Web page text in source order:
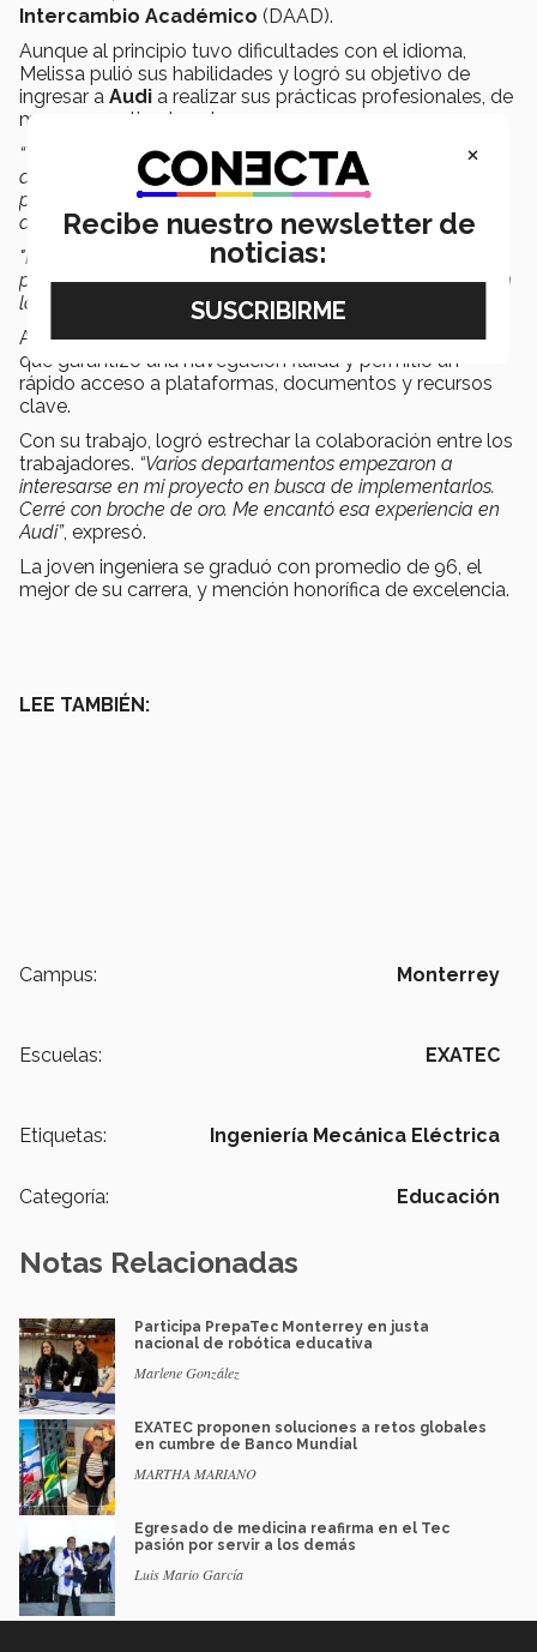
Intercambio Académico (DAAD).
Aunque al principio tuvo dificultades con el idioma,
Melissa pulió sus habilidades y logró su objetivo de
ingresar a Audi a realizar sus prácticas profesionales, de
marzo a septiembre de 2022.
“Terminé mi primer semestre (en THI). Vino el momento de
aplicar a prácticas y tener entrevistas en alemán. Al
principio me daba pena, pero era quitarte el miedo y
adaptarte.
"Me hice un guion de las preguntas posibles que me
podían hacer. Lo estudié, repasé y me lo grabé. Me dieron
la oferta en Audi”
, mencionó.
Ahí desarrolló una guía de interfaz de usuario intuitivo
que garantizó una navegación fluida y permitió un
rápido acceso a plataformas, documentos y recursos
clave.
Con su trabajo, logró estrechar la colaboración entre los
trabajadores. “Varios departamentos empezaron a
interesarse en mi proyecto en busca de implementarlos.
Cerré con broche de oro. Me encantó esa experiencia en
Audi”, expresó.
La joven ingeniera se graduó con promedio de 96, el
mejor de su carrera, y mención honorífica de excelencia.
LEE TAMBIÉN:
Campus: Monterrey
Escuelas: EXATEC
Etiquetas: Ingeniería Mecánica Eléctrica
Categoría: Educación
Notas Relacionadas
Participa PrepaTec Monterrey en justa
nacional de robótica educativa
Marlene González
EXATEC proponen soluciones a retos globales
en cumbre de Banco Mundial
MARTHA MARIANO
Egresado de medicina reafirma en el Tec
pasión por servir a los demás
Luis Mario García
×
Recibe nuestro newsletter de
noticias: